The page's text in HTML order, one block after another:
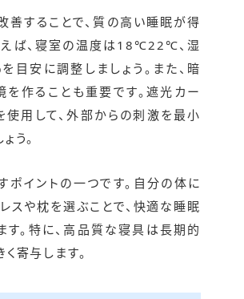
善することで、質の高い睡眠が得
えば、寝室の温度は18℃22℃、湿
目安に調整しましょう。また、暗
を作ることも重要です。遮光カー
使用して、外部からの刺激を最小
う。
ポイントの一つです。自分の体に
スや枕を選ぶことで、快適な睡眠
す。特に、高品質な寝具は長期的
寄与します。